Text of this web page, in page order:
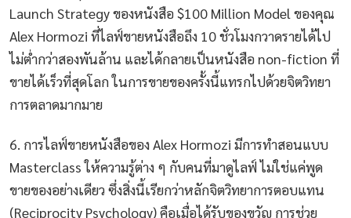
Launch Strategy ของหนังสือ $100 Million Model ของคุณ
Alex Hormozi ที่ไลฟ์ขายหนังสือถึง 10 ชั่วโมงกวาดรายได้ไป
ไม่ต่ำกว่าสองพันล้าน และได้กลายเป็นหนังสือ non-fiction ที่
ขายได้เร็วที่สุดโลก ในการขายของครั้งนี้แทรกไปด้วยจิตวิทยา
การตลาดมากมาย
6. การไลฟ์ขายหนังสือของ Alex Hormozi มีการทำสอนแบบ
Masterclass ให้ความรู้ต่าง ๆ กับคนที่มาดูไลฟ์ ไม่ใช่แค่พูด
ขายของอย่างเดียว ซึ่งสิ่งนี้เรียกว่าหลักจิตวิทยาการตอบแทน
(Reciprocity Psychology) คือเมื่อได้รับของขวัญ การช่วย